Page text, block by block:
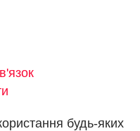
будь-яких